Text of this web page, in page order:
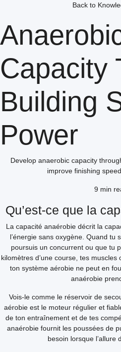
Back to
Capacity
Building
Power
Develop anaerobic capacity
improve finishing
9 min
Qu’est-ce que la
La capacité anaérobie décrit la
l’énergie sans oxygène. Quand tu
poursuis un concurrent ou que tu
kilomètres d’une course, tes muscles
ton système aérobie ne peut en
anaérobie
Vois-le comme le réservoir de
aérobie est le moteur régulier et
de ton entraînement et de tes
anaérobie fournit les poussées de
besoin lorsque l’allure